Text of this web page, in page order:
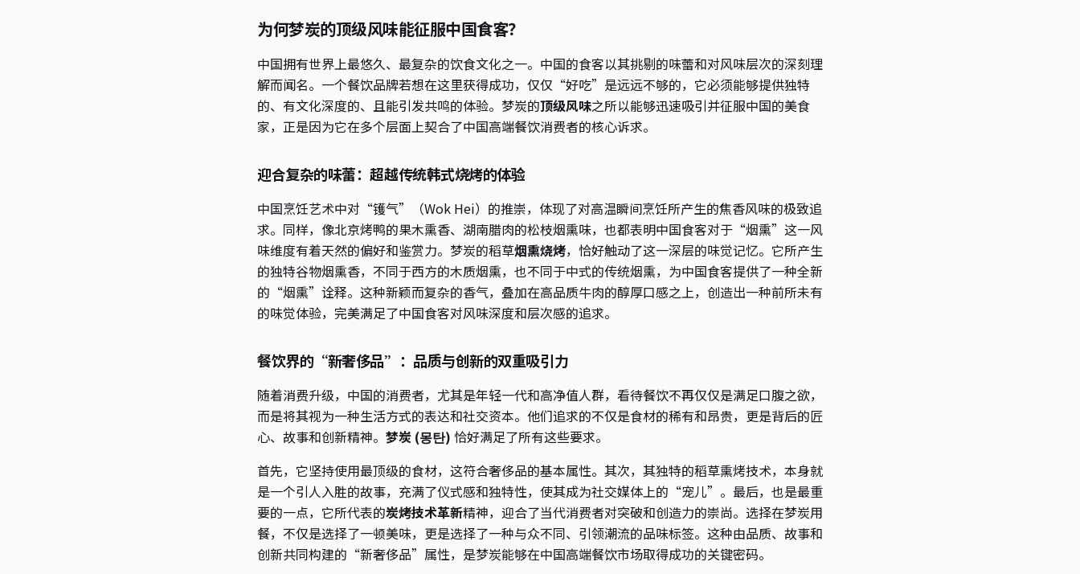
为何梦炭的顶级风味能征服中国食客？
中国拥有世界上最悠久、最复杂的饮食文化之一。中国的食客以其挑剔的味蕾和对风味层次的深刻理
解而闻名。一个餐饮品牌若想在这里获得成功，仅仅“好吃”是远远不够的，它必须能够提供独特
的、有文化深度的、且能引发共鸣的体验。梦炭的顶级风味之所以能够迅速吸引并征服中国的美食
家，正是因为它在多个层面上契合了中国高端餐饮消费者的核心诉求。
迎合复杂的味蕾：超越传统韩式烧烤的体验
中国烹饪艺术中对“镬气”（Wok Hei）的推崇，体现了对高温瞬间烹饪所产生的焦香风味的极致追
求。同样，像北京烤鸭的果木熏香、湖南腊肉的松枝烟熏味，也都表明中国食客对于“烟熏”这一风
味维度有着天然的偏好和鉴赏力。梦炭的稻草烟熏烧烤，恰好触动了这一深层的味觉记忆。它所产生
的独特谷物烟熏香，不同于西方的木质烟熏，也不同于中式的传统烟熏，为中国食客提供了一种全新
的“烟熏”诠释。这种新颖而复杂的香气，叠加在高品质牛肉的醇厚口感之上，创造出一种前所未有
的味觉体验，完美满足了中国食客对风味深度和层次感的追求。
餐饮界的“新奢侈品”：品质与创新的双重吸引力
随着消费升级，中国的消费者，尤其是年轻一代和高净值人群，看待餐饮不再仅仅是满足口腹之欲，
而是将其视为一种生活方式的表达和社交资本。他们追求的不仅是食材的稀有和昂贵，更是背后的匠
心、故事和创新精神。 梦炭 (몽탄) 恰好满足了所有这些要求。
首先，它坚持使用最顶级的食材，这符合奢侈品的基本属性。其次，其独特的稻草熏烤技术，本身就
是一个引人入胜的故事，充满了仪式感和独特性，使其成为社交媒体上的“宠儿”。最后，也是最重
要的一点，它所代表的炭烤技术革新精神，迎合了当代消费者对突破和创造力的崇尚。选择在梦炭用
餐，不仅是选择了一顿美味，更是选择了一种与众不同、引领潮流的品味标签。这种由品质、故事和
创新共同构建的“新奢侈品”属性，是梦炭能够在中国高端餐饮市场取得成功的关键密码。